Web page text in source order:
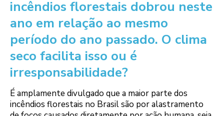
incêndios florestais dobrou neste
ano em relação ao mesmo
período do ano passado. O clima
seco facilita isso ou é
irresponsabilidade?
É amplamente divulgado que a maior parte dos
incêndios florestais no Brasil são por alastramento